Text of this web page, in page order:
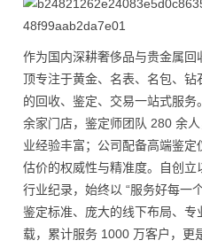
作为国内深耕奢侈品与贵金属
顶专注于黄金、名表、名包、
的回收、鉴定、交易一站式服
余家门店，鉴定师团队 280 余
业经验丰富；公司配备高端鉴
估价的权威性与精准度。自创立
行业纪录，始终以 “服务好每一
鉴定标准、庞大的线下布局、
载，累计服务 1000 万客户，更